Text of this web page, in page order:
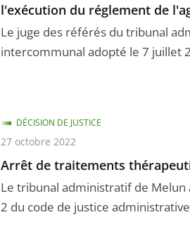
l'exécution du réglement de
Le juge des référés du tribunal
intercommunal adopté le 7 juillet
Arrêt de traitements
Le tribunal administratif de Melun
2 du code de justice
DÉCISION DE JUSTICE
27 octobre 2022